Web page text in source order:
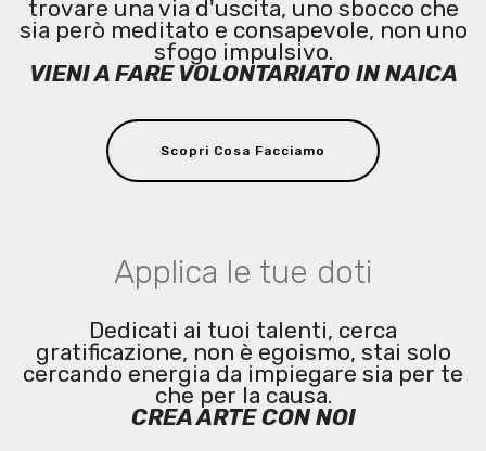
trovare una via d'uscita, uno sbocco che
sia però meditato e consapevole, non uno
sfogo impulsivo.
VIENI A FARE VOLONTARIATO IN NAICA
Scopri Cosa Facciamo
Applica le tue doti
Dedicati ai tuoi talenti, cerca
gratificazione, non è egoismo, stai solo
cercando energia da impiegare sia per te
che per la causa.
CREA ARTE CON NOI